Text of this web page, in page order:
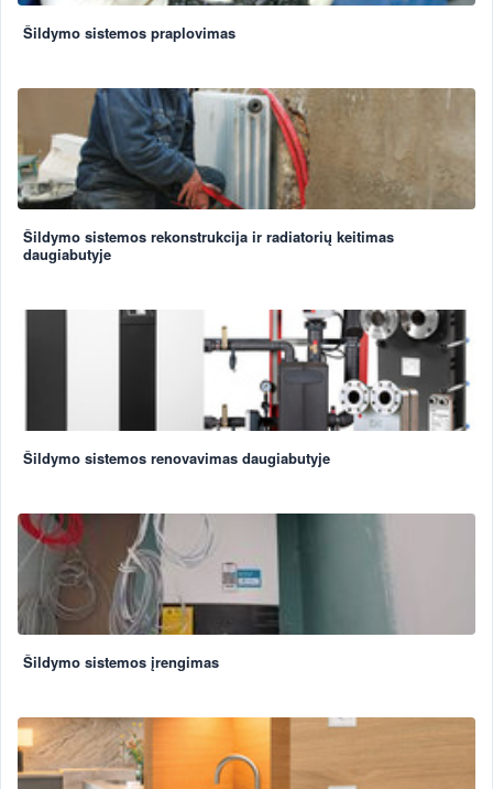
Šildymo sistemos praplovimas
Šildymo sistemos rekonstrukcija ir radiatorių keitimas
daugiabutyje
Šildymo sistemos renovavimas daugiabutyje
Šildymo sistemos įrengimas